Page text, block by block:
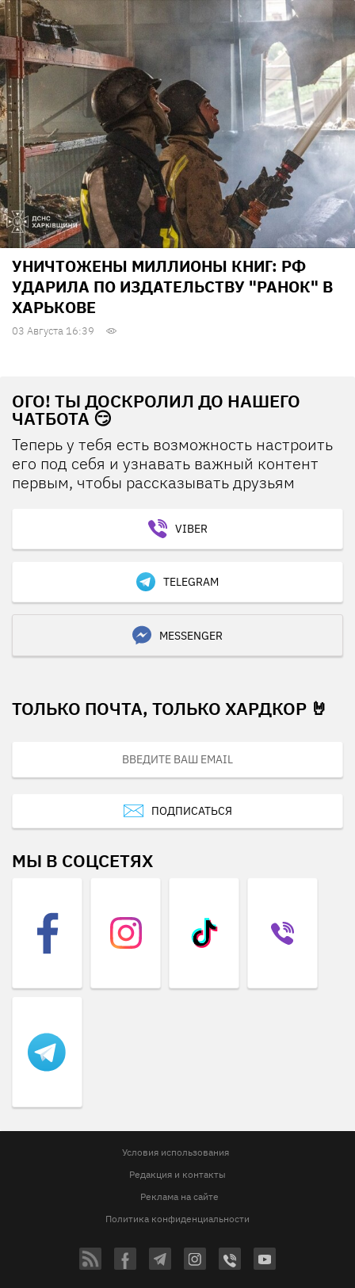
УНИЧТОЖЕНЫ МИЛЛИОНЫ КНИГ: РФ
УДАРИЛА ПО ИЗДАТЕЛЬСТВУ "РАНОК" В
ХАРЬКОВЕ
03 Августа 16:39
ОГО! ТЫ ДОСКРОЛИЛ ДО НАШЕГО
ЧАТБОТА 😏
Теперь у тебя есть возможность настроить
его под себя и узнавать важный контент
первым, чтобы рассказывать друзьям
VIBER
TELEGRAM
MESSENGER
ТОЛЬКО ПОЧТА, ТОЛЬКО ХАРДКОР 🤘
ПОДПИСАТЬСЯ
МЫ В СОЦСЕТЯХ
Условия использования
Редакция и контакты
Реклама на сайте
Политика конфиденциальности